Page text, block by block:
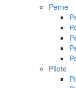
Perne
Pilote